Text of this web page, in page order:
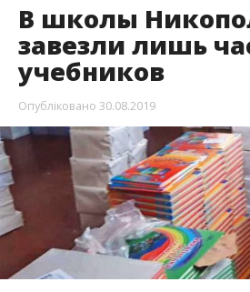
В школы
завезли лишь
учебников
Опубліковано 30.08.2019